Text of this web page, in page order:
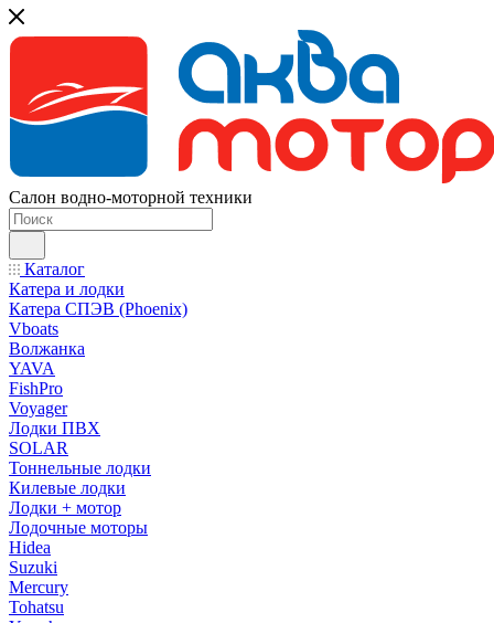
Салон водно-моторной техники
Каталог
Катера и лодки
Катера СПЭВ (Phoenix)
Vboats
Волжанка
YAVA
FishPro
Voyager
Лодки ПВХ
SOLAR
Тоннельные лодки
Килевые лодки
Лодки + мотор
Лодочные моторы
Hidea
Suzuki
Mercury
Tohatsu